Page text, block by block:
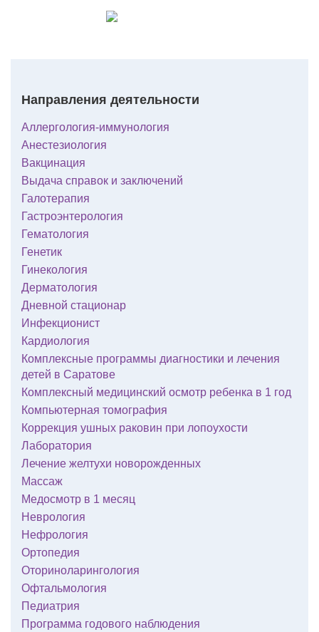
Направления деятельности
Аллергология-иммунология
Анестезиология
Вакцинация
Выдача справок и заключений
Галотерапия
Гастроэнтерология
Гематология
Генетик
Гинекология
Дерматология
Дневной стационар
Инфекционист
Кардиология
Комплексные программы диагностики и лечения
детей в Саратове
Комплексный медицинский осмотр ребенка в 1 год
Компьютерная томография
Коррекция ушных раковин при лопоухости
Лаборатория
Лечение желтухи новорожденных
Массаж
Медосмотр в 1 месяц
Неврология
Нефрология
Ортопедия
Оториноларингология
Офтальмология
Педиатрия
Программа годового наблюдения